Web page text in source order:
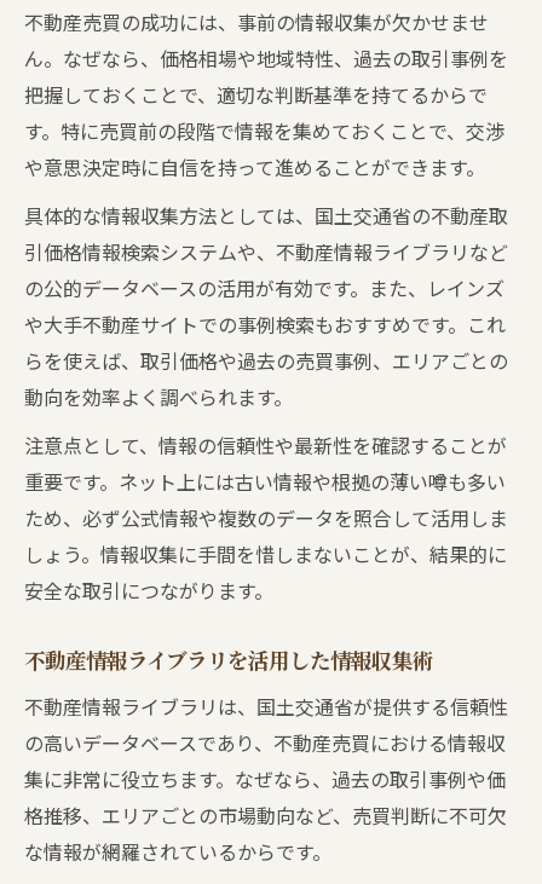
不動産売買の成功には、事前の情報収集が欠かせませ
ん。なぜなら、価格相場や地域特性、過去の取引事例を
把握しておくことで、適切な判断基準を持てるからで
す。特に売買前の段階で情報を集めておくことで、交渉
や意思決定時に自信を持って進めることができます。
具体的な情報収集方法としては、国土交通省の不動産取
引価格情報検索システムや、不動産情報ライブラリなど
の公的データベースの活用が有効です。また、レインズ
や大手不動産サイトでの事例検索もおすすめです。これ
らを使えば、取引価格や過去の売買事例、エリアごとの
動向を効率よく調べられます。
注意点として、情報の信頼性や最新性を確認することが
重要です。ネット上には古い情報や根拠の薄い噂も多い
ため、必ず公式情報や複数のデータを照合して活用しま
しょう。情報収集に手間を惜しまないことが、結果的に
安全な取引につながります。
不動産情報ライブラリを活用した情報収集術
不動産情報ライブラリは、国土交通省が提供する信頼性
の高いデータベースであり、不動産売買における情報収
集に非常に役立ちます。なぜなら、過去の取引事例や価
格推移、エリアごとの市場動向など、売買判断に不可欠
な情報が網羅されているからです。